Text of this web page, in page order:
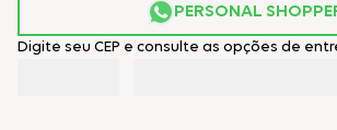
PERSONAL
Digite seu CEP e consulte as opções de